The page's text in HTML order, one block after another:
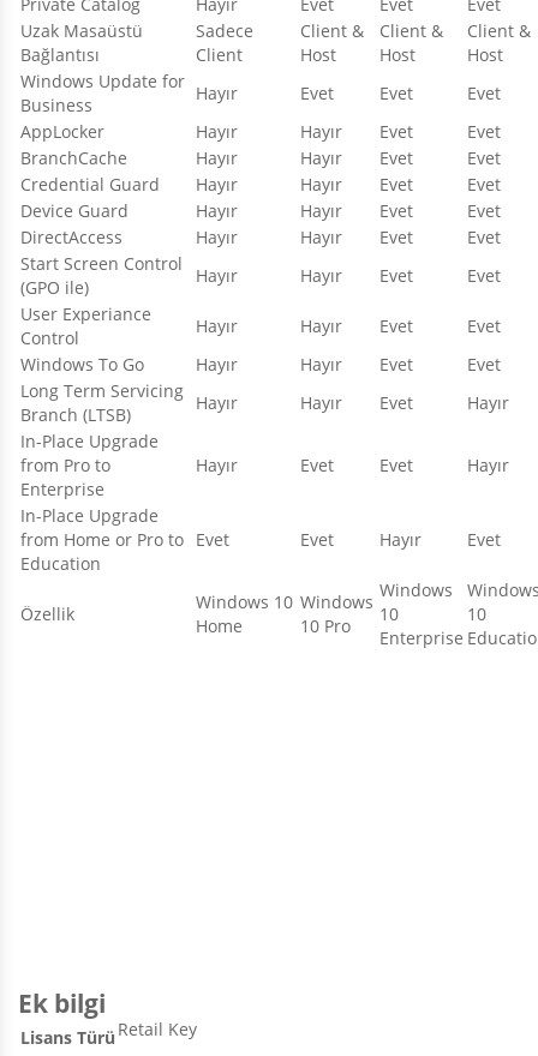
Uzak Masaüstü
Bağlantısı
Sadece
Client
Client &
Host
Client &
Host
Client &
Host
Windows Update for
Business
Hayır Evet Evet
Evet
AppLocker
Hayır Hayır Evet
Evet
BranchCache
Hayır Hayır Evet
Evet
Credential Guard
Hayır Hayır Evet
Evet
Device Guard
Hayır Hayır Evet
Evet
DirectAccess
Hayır Hayır Evet
Evet
Start Screen Control
(GPO ile)
Hayır Hayır Evet
Evet
User Experiance
Control
Hayır Hayır Evet
Evet
Windows To Go
Hayır Hayır Evet
Evet
Long Term Servicing
Branch (LTSB)
Hayır Hayır Evet
Hayır
In-Place Upgrade
from Pro to
Enterprise
Hayır Evet Evet Hayır
In-Place Upgrade
from Home or Pro to
Education
Evet Evet Hayır Evet
Özellik
Windows 10
Home
Windows
10 Pro
Windows
10
Enterprise
10
Ek bilgi
Lisans Türü Retail Key